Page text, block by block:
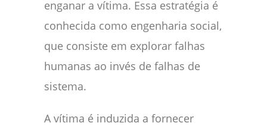
enganar a vítima. Essa estratégia é
conhecida como engenharia social,
que consiste em explorar falhas
humanas ao invés de falhas de
sistema.
A vítima é induzida a fornecer